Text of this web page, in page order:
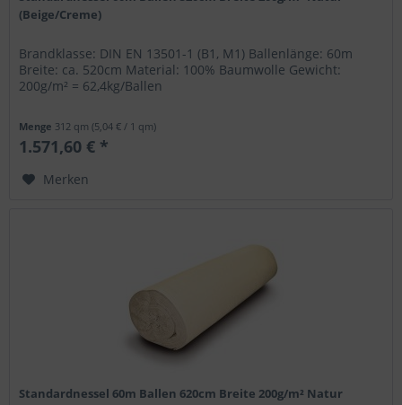
(Beige/Creme)
Brandklasse: DIN EN 13501-1 (B1, M1) Ballenlänge: 60m
Breite: ca. 520cm Material: 100% Baumwolle Gewicht:
200g/m² = 62,4kg/Ballen
Menge 312 qm(5,04 € / 1 qm)
1.571,60 € *
Merken
Standardnessel 60m Ballen 620cm Breite 200g/m² Natur